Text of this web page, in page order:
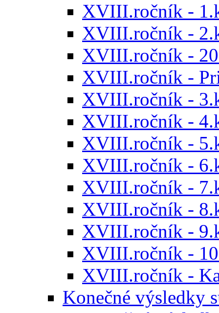
XVIII.ročník -
XVIII.ročník -
XVIII.ročník -
XVIII.ročník -
XVIII.ročník -
XVIII.ročník -
XVIII.ročník -
XVIII.ročník -
XVIII.ročník -
XVIII.ročník -
XVIII.ročník -
XVIII.ročník -
XVIII.ročník -
Konečné výsledky